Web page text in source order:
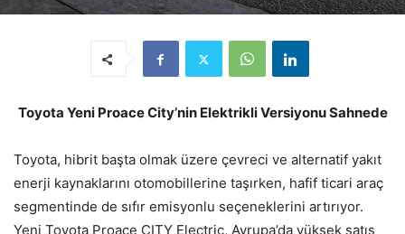
Toyota Yeni Proace City’nin Elektrikli Versiyonu Sahnede
Toyota, hibrit başta olmak üzere çevreci ve alternatif yakıt
enerji kaynaklarını otomobillerine taşırken, hafif ticari araç
segmentinde de sıfır emisyonlu seçeneklerini artırıyor.
Yeni Toyota Proace CITY Electric, Avrupa’da yüksek satış